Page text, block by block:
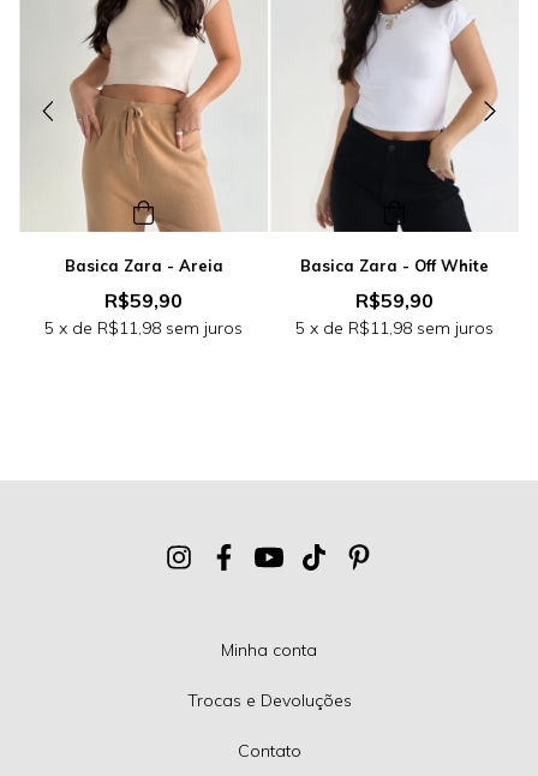
Basica Zara - Areia
R$59,90
5 x de R$11,98 sem juros
Basica Zara - Off White
R$59,90
5 x de R$11,98 sem juros
Minha conta
Trocas e Devoluções
Contato